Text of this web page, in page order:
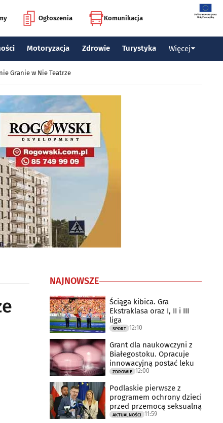
Ogłoszenia Komunikacja
Motoryzacja Zdrowie Turystyka Więcej
Granie w Nie Teatrze
NAJNOWSZE
Ściąga kibica. Gra
Ekstraklasa oraz I, II i III
liga
SPORT 12:10
Grant dla naukowczyni z
Białegostoku. Opracuje
innowacyjną postać leku
ZDROWIE 12:00
Podlaskie pierwsze z
programem ochrony dzieci
przed przemocą seksualną
AKTUALNOŚCI 11:59